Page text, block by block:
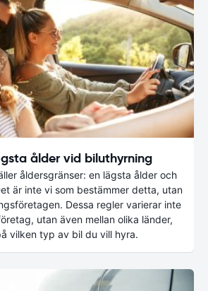
ålder vid biluthyrning
åldersgränser: en lägsta ålder och
är inte vi som bestämmer detta, utan
Dessa regler varierar inte
utan även mellan olika länder,
vilken typ av bil du vill hyra.